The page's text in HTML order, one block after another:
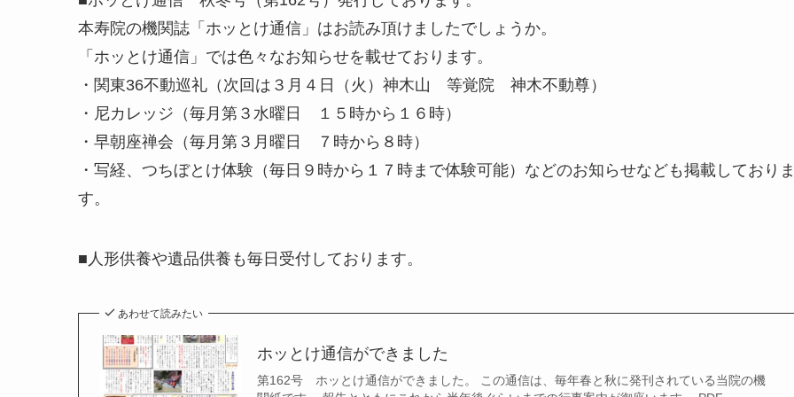
本寿院の機関誌「ホッとけ通信」はお読み頂けましたでしょうか。
「ホッとけ通信」では色々なお知らせを載せております。
・関東36不動巡礼（次回は３月４日（火）神木山 等覚院 神木不動尊）
・尼カレッジ（毎月第３水曜日 １５時から１６時）
・早朝座禅会（毎月第３月曜日 ７時から８時）
・写経、つちぼとけ体験（毎日９時から１７時まで体験可能）などのお知らせなども掲載しており
す。
■人形供養や遺品供養も毎日受付しております。
あわせて読みたい
ホッとけ通信ができました
第162号 ホッとけ通信ができました。 この通信は、毎年春と秋に発刊されている当院の機